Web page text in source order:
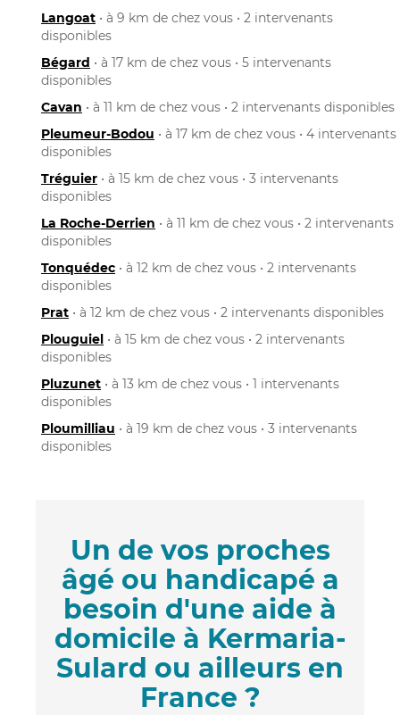
Langoat • à 9 km de chez vous • 2 intervenants
disponibles
Bégard • à 17 km de chez vous • 5 intervenants
disponibles
Cavan • à 11 km de chez vous • 2 intervenants disponibles
Pleumeur-Bodou • à 17 km de chez vous • 4 intervenants
disponibles
Tréguier • à 15 km de chez vous • 3 intervenants
disponibles
La Roche-Derrien • à 11 km de chez vous • 2 intervenants
disponibles
Tonquédec • à 12 km de chez vous • 2 intervenants
disponibles
Prat • à 12 km de chez vous • 2 intervenants disponibles
Plouguiel • à 15 km de chez vous • 2 intervenants
disponibles
Pluzunet • à 13 km de chez vous • 1 intervenants
disponibles
Ploumilliau • à 19 km de chez vous • 3 intervenants
disponibles
Un de vos proches
âgé ou handicapé a
besoin d'une aide à
domicile à Kermaria-
Sulard ou ailleurs en
France ?